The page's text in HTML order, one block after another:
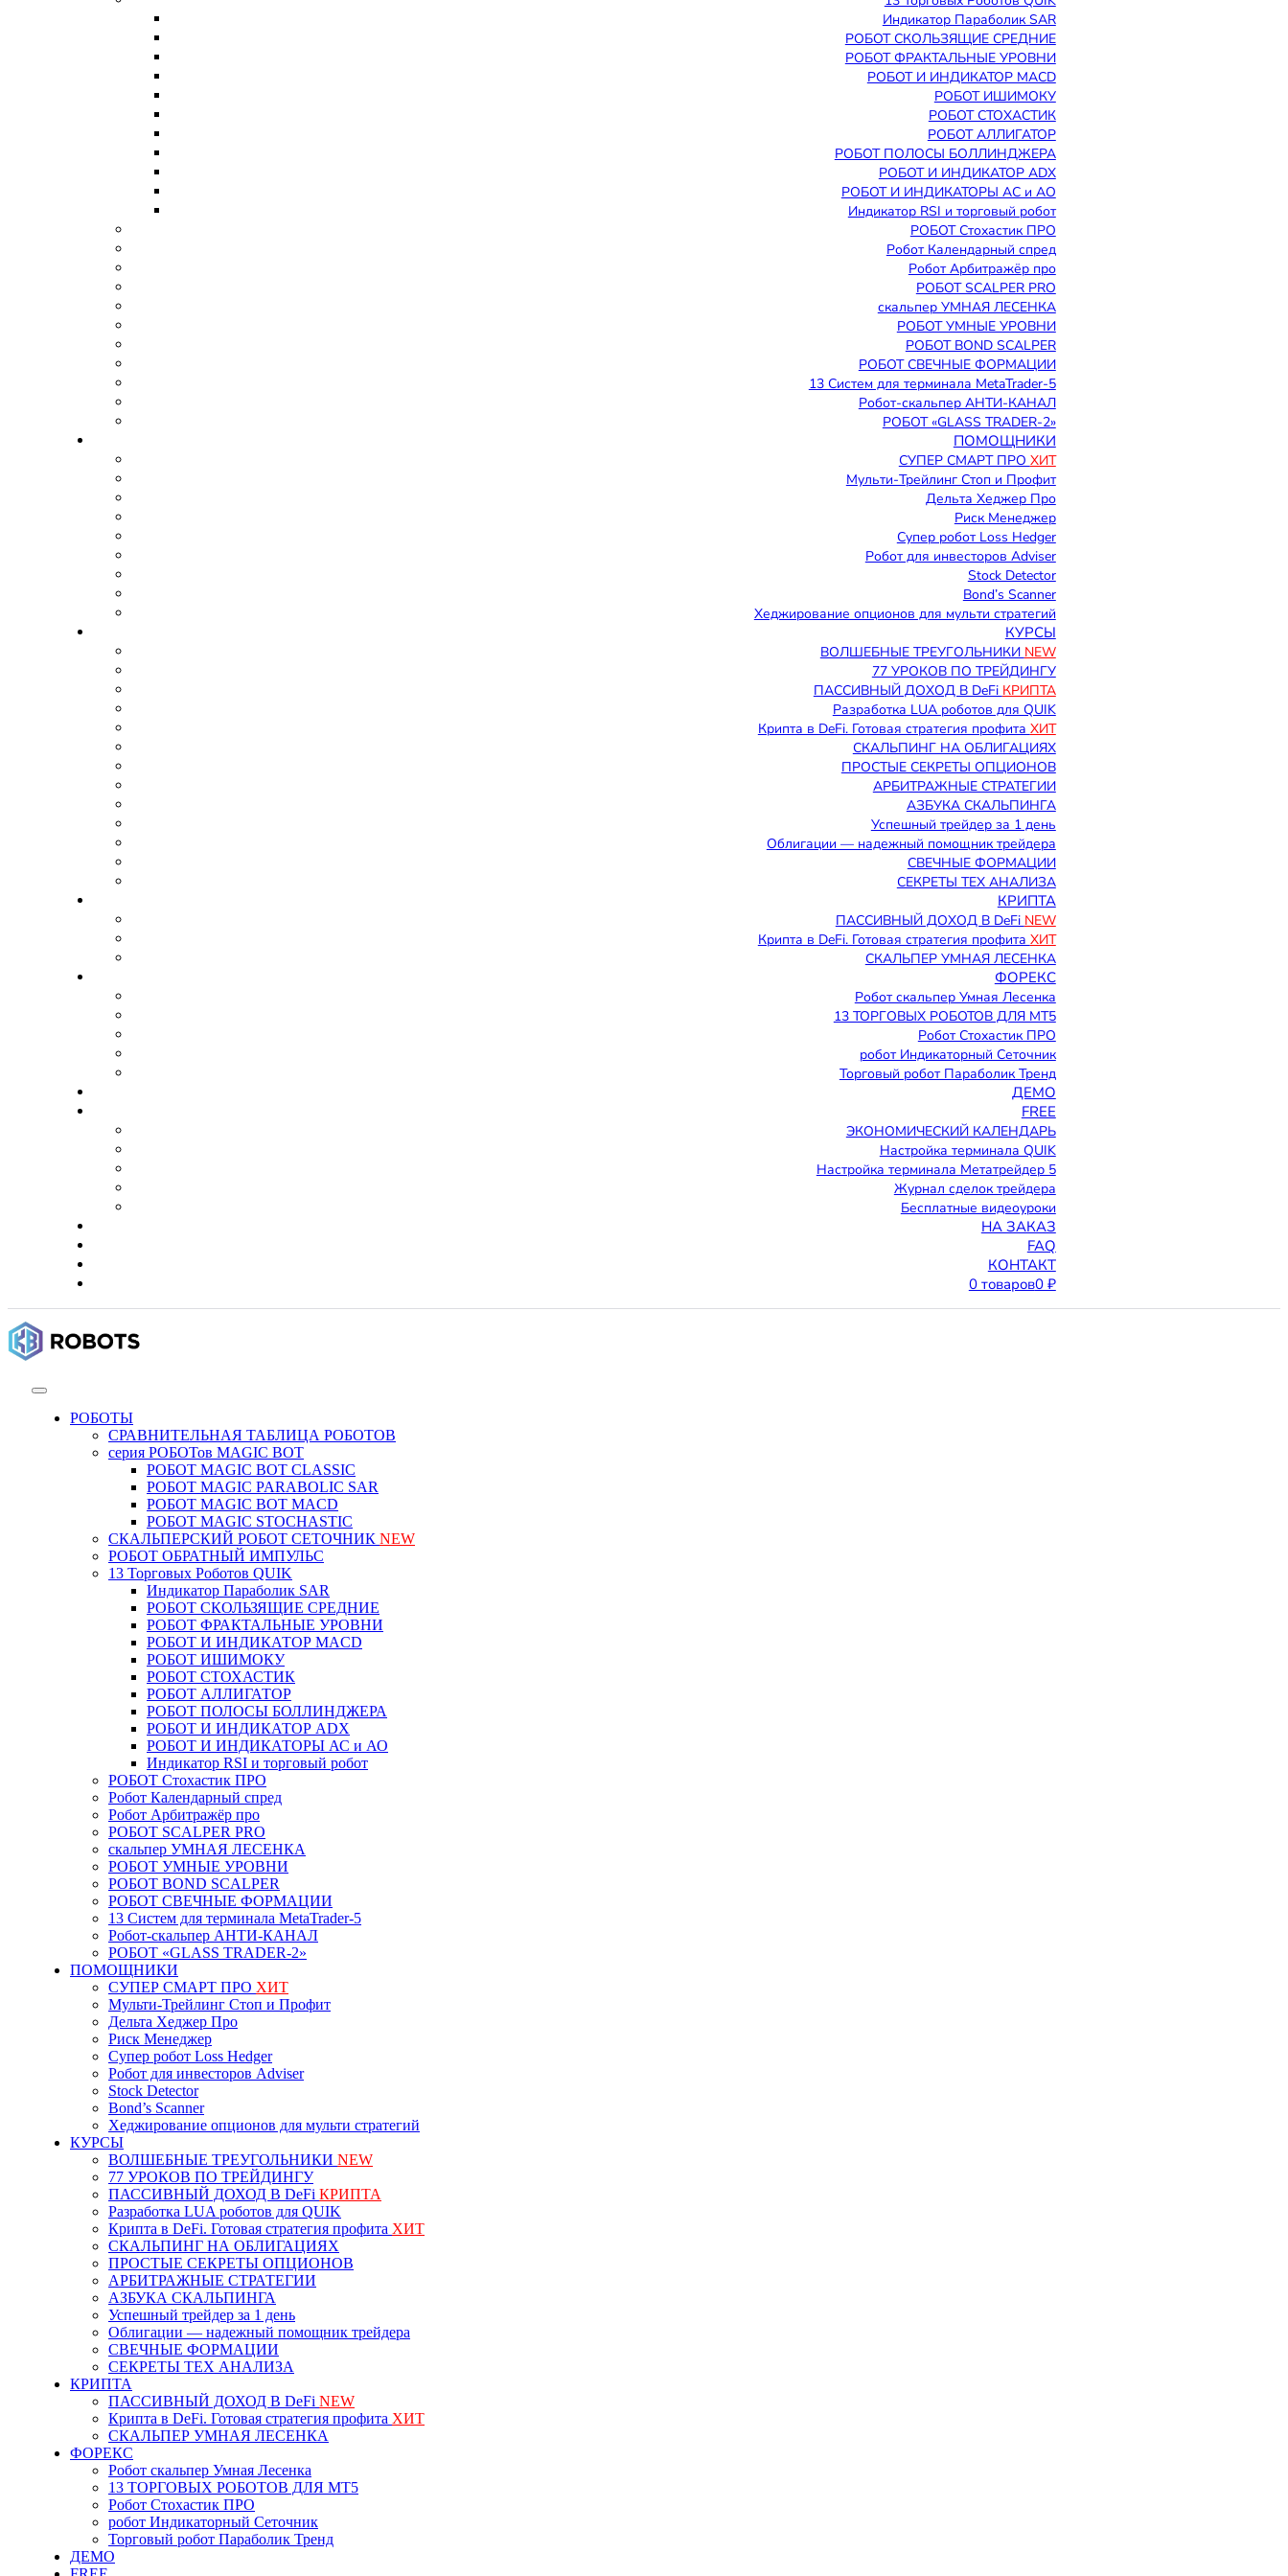
Индикатор Параболик SAR
РОБОТ СКОЛЬЗЯЩИЕ СРЕДНИЕ
РОБОТ ФРАКТАЛЬНЫЕ УРОВНИ
РОБОТ И ИНДИКАТОР MACD
РОБОТ ИШИМОКУ
РОБОТ СТОХАСТИК
РОБОТ АЛЛИГАТОР
РОБОТ ПОЛОСЫ БОЛЛИНДЖЕРА
РОБОТ И ИНДИКАТОР ADX
РОБОТ И ИНДИКАТОРЫ АС и АО
Индикатор RSI и торговый робот
РОБОТ Стохастик ПРО
Робот Календарный спред
Робот Арбитражёр про
РОБОТ SCALPER PRO
скальпер УМНАЯ ЛЕСЕНКА
РОБОТ УМНЫЕ УРОВНИ
РОБОТ BOND SCALPER
РОБОТ СВЕЧНЫЕ ФОРМАЦИИ
13 Систем для терминала MetaTrader-5
Робот-скальпер АНТИ-КАНАЛ
РОБОТ «GLASS TRADER-2»
ПОМОЩНИКИ
СУПЕР СМАРТ ПРО ХИТ
Мульти-Трейлинг Стоп и Профит
Дельта Хеджер Про
Риск Менеджер
Супер робот Loss Hedger
Робот для инвесторов Adviser
Stock Detector
Bond’s Scanner
Хеджирование опционов для мульти стратегий
КУРСЫ
ВОЛШЕБНЫЕ ТРЕУГОЛЬНИКИ NEW
77 УРОКОВ ПО ТРЕЙДИНГУ
ПАССИВНЫЙ ДОХОД В DeFi КРИПТА
Разработка LUA роботов для QUIK
Крипта в DeFi. Готовая стратегия профита ХИТ
СКАЛЬПИНГ НА ОБЛИГАЦИЯХ
ПРОСТЫЕ СЕКРЕТЫ ОПЦИОНОВ
АРБИТРАЖНЫЕ СТРАТЕГИИ
АЗБУКА СКАЛЬПИНГА
Успешный трейдер за 1 день
Облигации — надежный помощник трейдера
СВЕЧНЫЕ ФОРМАЦИИ
СЕКРЕТЫ ТЕХ АНАЛИЗА
КРИПТА
ПАССИВНЫЙ ДОХОД В DeFi NEW
Крипта в DeFi. Готовая стратегия профита ХИТ
СКАЛЬПЕР УМНАЯ ЛЕСЕНКА
ФОРЕКС
Робот скальпер Умная Лесенка
13 ТОРГОВЫХ РОБОТОВ ДЛЯ МТ5
Робот Стохастик ПРО
робот Индикаторный Сеточник
Торговый робот Параболик Тренд
ДЕМО
FREE
ЭКОНОМИЧЕСКИЙ КАЛЕНДАРЬ
Настройка терминала QUIK
Настройка терминала Метатрейдер 5
Журнал сделок трейдера
Бесплатные видеоуроки
НА ЗАКАЗ
FAQ
КОНТАКТ
0 товаров0 ₽
РОБОТЫ
СРАВНИТЕЛЬНАЯ ТАБЛИЦА РОБОТОВ
серия РОБОТов MAGIC BOT
РОБОТ MAGIC BOT CLASSIC
РОБОТ MAGIC PARABOLIC SAR
РОБОТ MAGIC BOT MACD
РОБОТ MAGIC STOCHASTIC
СКАЛЬПЕРСКИЙ РОБОТ СЕТОЧНИК NEW
РОБОТ ОБРАТНЫЙ ИМПУЛЬС
13 Торговых Роботов QUIK
Индикатор Параболик SAR
РОБОТ СКОЛЬЗЯЩИЕ СРЕДНИЕ
РОБОТ ФРАКТАЛЬНЫЕ УРОВНИ
РОБОТ И ИНДИКАТОР MACD
РОБОТ ИШИМОКУ
РОБОТ СТОХАСТИК
РОБОТ АЛЛИГАТОР
РОБОТ ПОЛОСЫ БОЛЛИНДЖЕРА
РОБОТ И ИНДИКАТОР ADX
РОБОТ И ИНДИКАТОРЫ АС и АО
Индикатор RSI и торговый робот
РОБОТ Стохастик ПРО
Робот Календарный спред
Робот Арбитражёр про
РОБОТ SCALPER PRO
скальпер УМНАЯ ЛЕСЕНКА
РОБОТ УМНЫЕ УРОВНИ
РОБОТ BOND SCALPER
РОБОТ СВЕЧНЫЕ ФОРМАЦИИ
13 Систем для терминала MetaTrader-5
Робот-скальпер АНТИ-КАНАЛ
РОБОТ «GLASS TRADER-2»
ПОМОЩНИКИ
СУПЕР СМАРТ ПРО ХИТ
Мульти-Трейлинг Стоп и Профит
Дельта Хеджер Про
Риск Менеджер
Супер робот Loss Hedger
Робот для инвесторов Adviser
Stock Detector
Bond’s Scanner
Хеджирование опционов для мульти стратегий
КУРСЫ
ВОЛШЕБНЫЕ ТРЕУГОЛЬНИКИ NEW
77 УРОКОВ ПО ТРЕЙДИНГУ
ПАССИВНЫЙ ДОХОД В DeFi КРИПТА
Разработка LUA роботов для QUIK
Крипта в DeFi. Готовая стратегия профита ХИТ
СКАЛЬПИНГ НА ОБЛИГАЦИЯХ
ПРОСТЫЕ СЕКРЕТЫ ОПЦИОНОВ
АРБИТРАЖНЫЕ СТРАТЕГИИ
АЗБУКА СКАЛЬПИНГА
Успешный трейдер за 1 день
Облигации — надежный помощник трейдера
СВЕЧНЫЕ ФОРМАЦИИ
СЕКРЕТЫ ТЕХ АНАЛИЗА
КРИПТА
ПАССИВНЫЙ ДОХОД В DeFi NEW
Крипта в DeFi. Готовая стратегия профита ХИТ
СКАЛЬПЕР УМНАЯ ЛЕСЕНКА
ФОРЕКС
Робот скальпер Умная Лесенка
13 ТОРГОВЫХ РОБОТОВ ДЛЯ МТ5
Робот Стохастик ПРО
робот Индикаторный Сеточник
Торговый робот Параболик Тренд
ДЕМО